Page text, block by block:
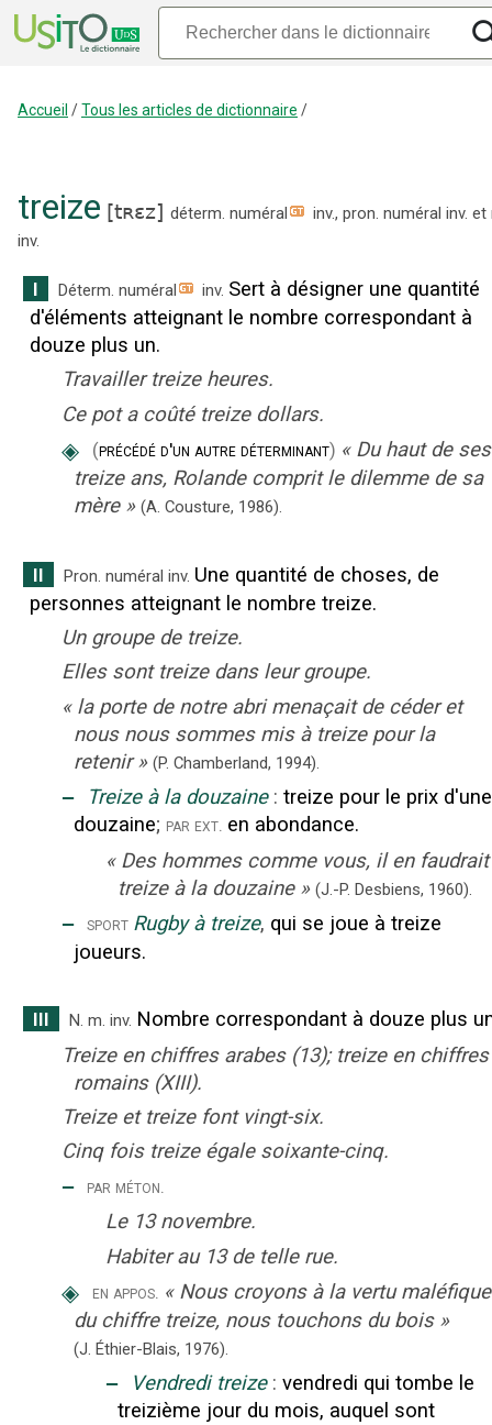
Accueil /Tous les articles de dictionnaire /
treize [tʀɛz] déterm. numéral inv., pron. numéral inv. et
inv.
I Déterm. numéral inv. Sert à désigner une quantité
d'éléments atteignant le nombre correspondant à
douze plus un.
Travailler treize heures.
Ce pot a coûté treize dollars.
◈ (précédé d'un autre déterminant) « Du haut de ses
treize ans, Rolande comprit le dilemme de sa
mère » (A. Cousture, 1986).
II Pron. numéral inv. Une quantité de choses, de
personnes atteignant le nombre treize.
Un groupe de treize.
Elles sont treize dans leur groupe.
« la porte de notre abri menaçait de céder et
nous nous sommes mis à treize pour la
retenir » (P. Chamberland, 1994).
‒ Treize à la douzaine : treize pour le prix d'une
douzaine; par ext. en abondance.
« Des hommes comme vous, il en faudrait
treize à la douzaine » (J.-P. Desbiens, 1960).
‒ sport Rugby à treize, qui se joue à treize
joueurs.
III N. m. inv. Nombre correspondant à douze plus
Treize en chiffres arabes (13); treize en chiffres
romains (XIII).
Treize et treize font vingt-six.
Cinq fois treize égale soixante-cinq.
‒ par méton.
Le 13 novembre.
Habiter au 13 de telle rue.
◈ en appos. « Nous croyons à la vertu maléfique
du chiffre treize, nous touchons du bois »
(J. Éthier-Blais, 1976).
‒ Vendredi treize : vendredi qui tombe le
treizième jour du mois, auquel sont